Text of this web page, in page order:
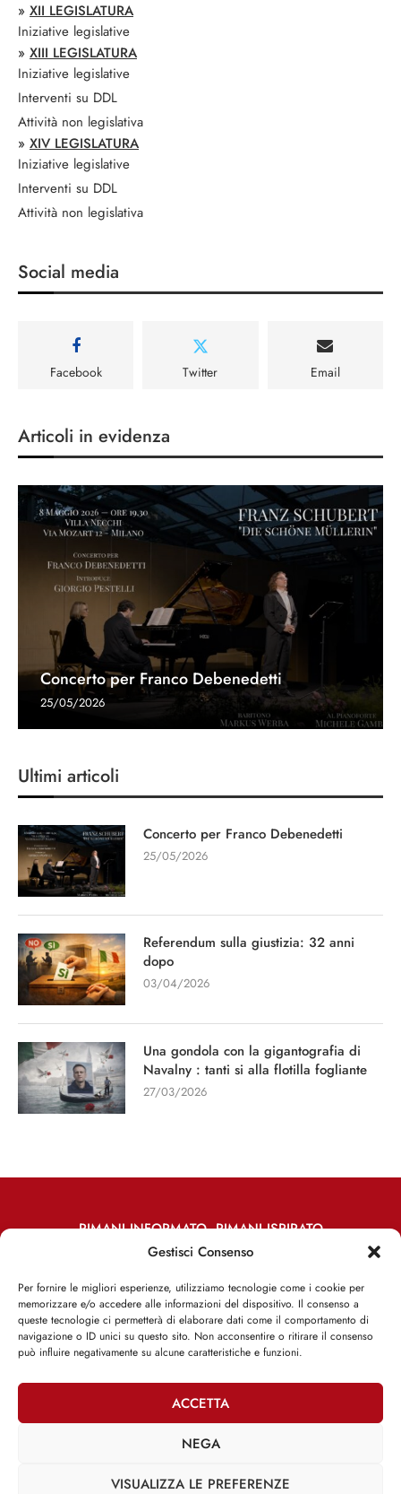
Gestisci Consenso
Per fornire le migliori esperienze, utilizziamo tecnologie come i cookie per
memorizzare e/o accedere alle informazioni del dispositivo. Il consenso a
queste tecnologie ci permetterà di elaborare dati come il comportamento di
navigazione o ID unici su questo sito. Non acconsentire o ritirare il consenso
può influire negativamente su alcune caratteristiche e funzioni.
ACCETTA
NEGA
VISUALIZZA LE PREFERENZE
» XII LEGISLATURA
Iniziative legislative
» XIII LEGISLATURA
Iniziative legislative
Interventi su DDL
Attività non legislativa
» XIV LEGISLATURA
Iniziative legislative
Interventi su DDL
Attività non legislativa
Social media
Facebook Twitter Email
Articoli in evidenza
Concerto per Franco Debenedetti
25/05/2026
Ultimi articoli
Concerto per Franco Debenedetti
25/05/2026
Referendum sulla giustizia: 32 anni
dopo
03/04/2026
Una gondola con la gigantografia di
Navalny : tanti si alla flotilla fogliante
27/03/2026
RIMANI INFORMATO, RIMANI ISPIRATO
Iscriviti alla Newsletter
ISCRIVITI ADESSO
Facebook Twitter Email